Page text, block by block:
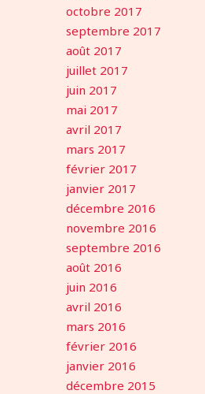
octobre 2017
septembre 2017
août 2017
juillet 2017
juin 2017
mai 2017
avril 2017
mars 2017
février 2017
janvier 2017
décembre 2016
novembre 2016
septembre 2016
août 2016
juin 2016
avril 2016
mars 2016
février 2016
janvier 2016
décembre 2015